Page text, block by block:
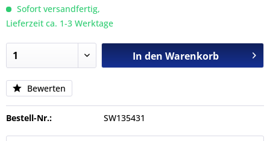
Sofort versandfertig,
Lieferzeit ca. 1-3 Werktage
In den Warenkorb
Bewerten
Bestell-Nr.: SW135431